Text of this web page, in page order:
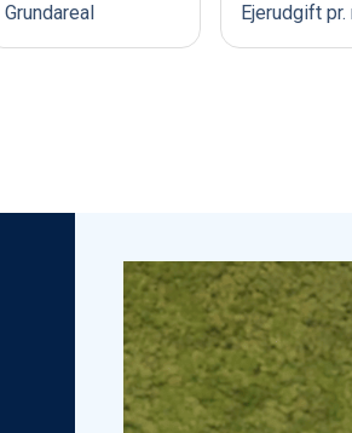
Grundareal
Ejerudgift pr.